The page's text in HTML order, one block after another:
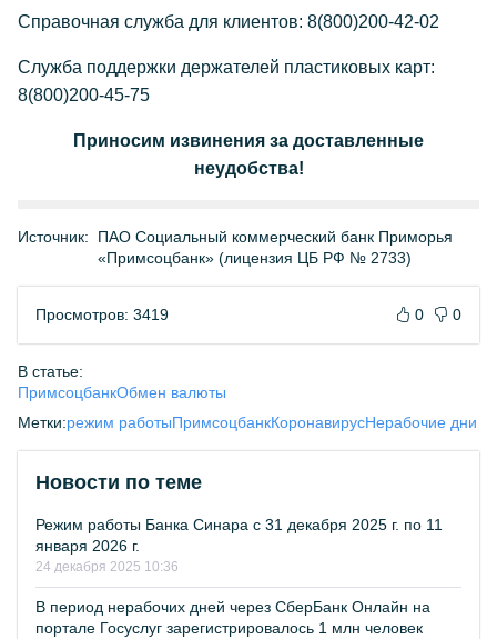
Справочная служба для клиентов: 8(800)200-42-02
Служба поддержки держателей пластиковых карт:
8(800)200-45-75
Приносим извинения за доставленные
неудобства!
Источник:
ПАО Социальный коммерческий банк Приморья
«Примсоцбанк» (лицензия ЦБ РФ № 2733)
Просмотров: 3419 0 0
В статье:
ПримсоцбанкОбмен валюты
Метки:режим работыПримсоцбанкКоронавирусНерабочие дни
Новости по теме
Режим работы Банка Синара с 31 декабря 2025 г. по 11
января 2026 г.
24 декабря 2025 10:36
В период нерабочих дней через СберБанк Онлайн на
портале Госуслуг зарегистрировалось 1 млн человек